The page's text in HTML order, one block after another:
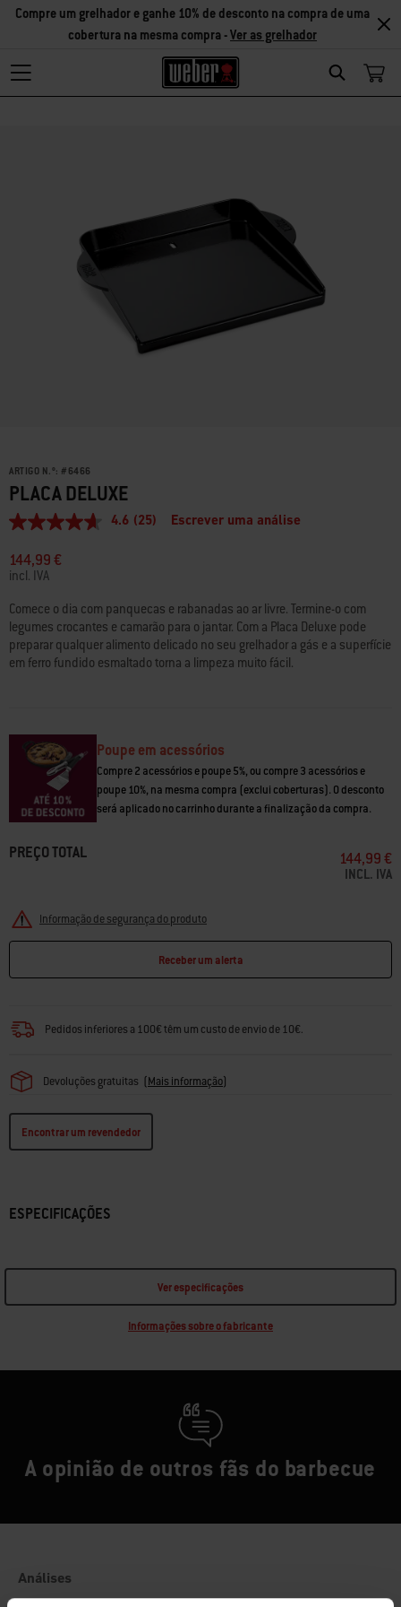
Search
Compre um grelhador e ganhe 10% de desconto na compra de uma
cobertura na mesma compra -Ver as grelhador
ARTIGO N.º: # 6466
PLACA DELUXE
4.6
5
estrelas,
valor
médio
de
classificação.
Read
25
Reviews.
página.
4.6 (25) Escrever uma análise
144,99 €
incl. IVA
Comece o dia com panquecas e rabanadas ao ar livre. Termine-o com
legumes crocantes e camarão para o jantar. Com a Placa Deluxe pode
preparar qualquer alimento delicado no seu grelhador a gás e a superfície
em ferro fundido esmaltado torna a limpeza muito fácil.
Poupe em acessórios
Compre 2 acessórios e poupe 5%, ou compre 3 acessórios e
poupe 10%, na mesma compra (exclui coberturas). O desconto
será aplicado no carrinho durante a finalização da compra.
PREÇO TOTAL 144,99 €
INCL. IVA
Informação de segurança do produto
Receber um alerta
Pedidos inferiores a 100€ têm um custo de envio de 10€.
Devoluções gratuitas (Mais informação)
Encontrar um revendedor
ESPECIFICAÇÕES
Ver especificações
Informações sobre o fabricante
A opinião de outros fãs do barbecue